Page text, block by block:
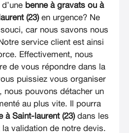
benne à gravats ou à
(23)en urgence? Ne
car nous savons nous
service client est ainsi
Effectivement, nous
de vous répondre dans la
puissiez vous organiser
nous pouvons détacher un
au plus vite. Il pourra
à Saint-laurent (23)dans les
la validation de notre devis.